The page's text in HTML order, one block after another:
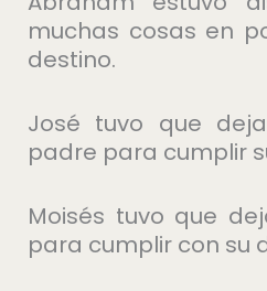
muchas cosas en
destino.
José tuvo que
padre para cumplir
Moisés tuvo que
para cumplir con su